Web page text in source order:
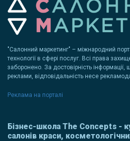
"Салонний маркетинг" – міжнародний
технології в сфері послуг. Всі права
заборонено. За достовірність
реклами, відповідальність несе
Реклама на порталі
Бізнес-школа The Concepts -
салонів краси,